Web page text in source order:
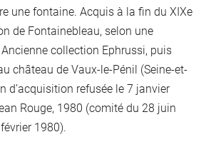
une fontaine. Acquis à la fin du XIXe
de Fontainebleau, selon une
collection Ephrussi, puis
château de Vaux-le-Pénil (Seine-et-
d’acquisition refusée le 7 janvier
Rouge, 1980 (comité du 28 juin
1980).